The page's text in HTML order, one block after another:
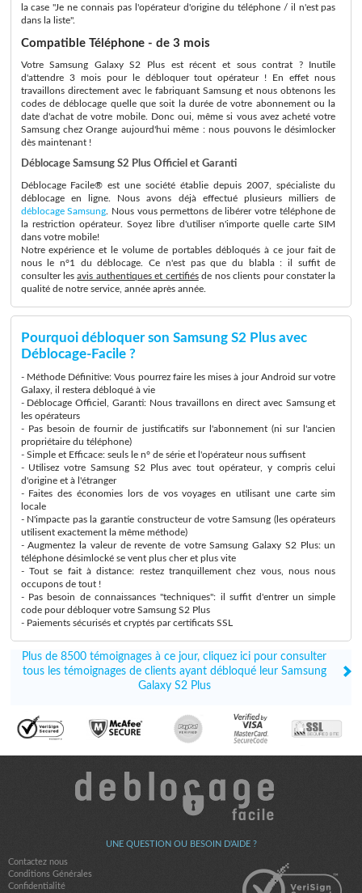
la case "Je ne connais pas l'opérateur d'origine du téléphone / il n'est pas
dans la liste".
Compatible Téléphone - de 3 mois
Votre Samsung Galaxy S2 Plus est récent et sous contrat ? Inutile
d'attendre 3 mois pour le débloquer tout opérateur ! En effet nous
travaillons directement avec le fabriquant Samsung et nous obtenons les
codes de déblocage quelle que soit la durée de votre abonnement ou la
date d'achat de votre mobile. Donc oui, même si vous avez acheté votre
Samsung chez Orange aujourd'hui même : nous pouvons le désimlocker
dès maintenant !
Déblocage Samsung S2 Plus Officiel et Garanti
Déblocage Facile® est une société établie depuis 2007, spécialiste du
déblocage en ligne. Nous avons déjà effectué plusieurs milliers de
déblocage Samsung . Nous vous permettons de libérer votre téléphone de
la restriction opérateur. Soyez libre d'utiliser n'importe quelle carte SIM
dans votre mobile!
Notre expérience et le volume de portables débloqués à ce jour fait de
nous le n°1 du déblocage. Ce n'est pas que du blabla : il suffit de
consulter lesavis authentiques et certifiésde nos clients pour constater la
qualité de notre service, année après année.
Pourquoi débloquer son Samsung S2 Plus avec
Déblocage-Facile ?
- Méthode Définitive: Vous pourrez faire les mises à jour Android sur votre
Galaxy, il restera débloqué à vie
- Déblocage Officiel, Garanti: Nous travaillons en direct avec Samsung et
les opérateurs
- Pas besoin de fournir de justificatifs sur l'abonnement (ni sur l'ancien
propriétaire du téléphone)
- Simple et Efficace: seuls le n° de série et l'opérateur nous suffisent
- Utilisez votre Samsung S2 Plus avec tout opérateur, y compris celui
d'origine et à l'étranger
- Faites des économies lors de vos voyages en utilisant une carte sim
locale
- N'impacte pas la garantie constructeur de votre Samsung (les opérateurs
utilisent exactement la même méthode)
- Augmentez la valeur de revente de votre Samsung Galaxy S2 Plus: un
téléphone désimlocké se vent plus cher et plus vite
- Tout se fait à distance: restez tranquillement chez vous, nous nous
occupons de tout !
- Pas besoin de connaissances "techniques": il suffit d'entrer un simple
code pour débloquer votre Samsung S2 Plus
- Paiements sécurisés et cryptés par certificats SSL
Plus de 8500 témoignages à ce jour, cliquez ici pour consulter
tous les témoignages de clients ayant débloqué leur Samsung
Galaxy S2 Plus
UNE QUESTION OU BESOIN D'AIDE ?
Contactez nous
Conditions Générales
Confidentialité